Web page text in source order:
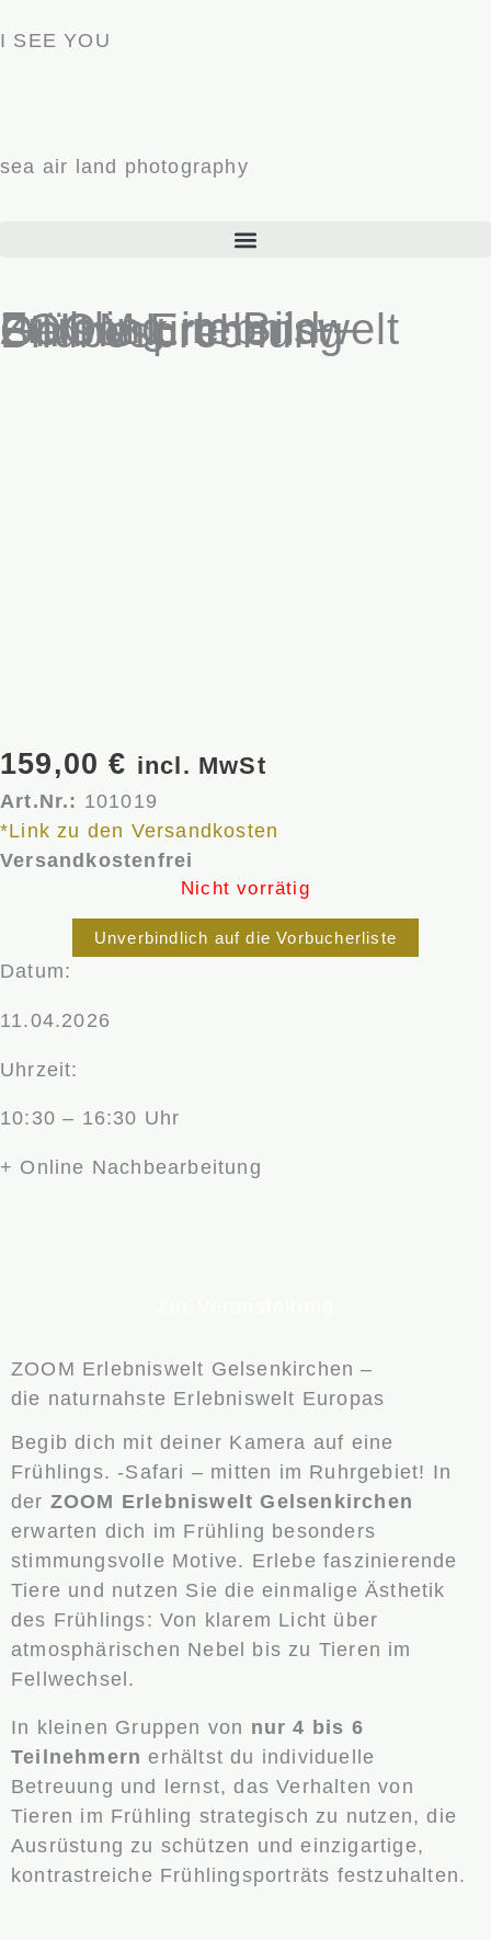
Inhalt
I SEE YOU
sea air land photography
Frühling im Bild – ZOOM Erlebniswelt Gelsenkirchen + Online-Bildbesprechung
159,00€ incl. MwSt
Art.Nr.: 101019
*Link zu den Versandkosten
Versandkostenfrei
Nicht vorrätig
Unverbindlich auf die Vorbucherliste
Datum:
11.04.2026
Uhrzeit:
10:30 – 16:30 Uhr
+ Online Nachbearbeitung
ZOOM Erlebniswelt Gelsenkirchen –
die naturnahste Erlebniswelt Europas
Begib dich mit deiner Kamera auf eine
Frühlings. -Safari – mitten im Ruhrgebiet! In
der ZOOM Erlebniswelt Gelsenkirchen
erwarten dich im Frühling besonders
stimmungsvolle Motive. Erlebe faszinierende
Tiere und nutzen Sie die einmalige Ästhetik
des Frühlings: Von klarem Licht über
atmosphärischen Nebel bis zu Tieren im
Fellwechsel.
In kleinen Gruppen von nur 4 bis 6
Teilnehmern erhältst du individuelle
Betreuung und lernst, das Verhalten von
Tieren im Frühling strategisch zu nutzen, die
Ausrüstung zu schützen und einzigartige,
kontrastreiche Frühlingsporträts festzuhalten.